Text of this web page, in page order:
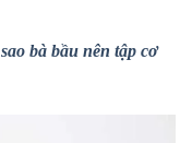
bà bầu nên tập cơ